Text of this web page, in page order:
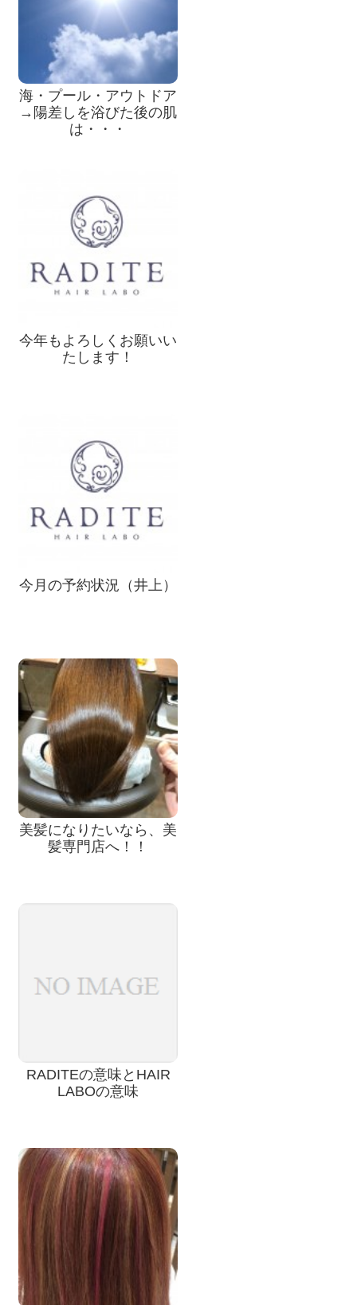
海・プール・アウトドア
→陽差しを浴びた後の肌
は・・・
今年もよろしくお願いい
たします！
今月の予約状況（井上）
美髪になりたいなら、美
髪専門店へ！！
RADITEの意味とHAIR
LABOの意味